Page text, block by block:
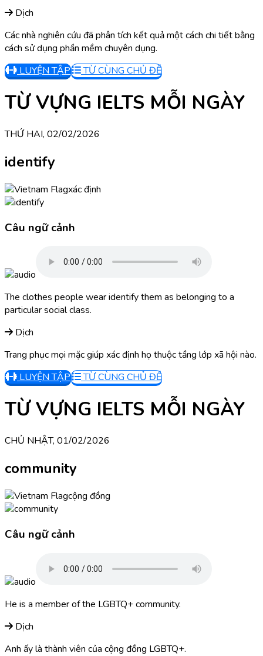
Dịch
Các nhà nghiên cứu đã phân tích kết quả một cách chi tiết bằng
cách sử dụng phần mềm chuyên dụng.
LUYỆN TẬP
TỪ CÙNG CHỦ ĐỀ
TỪ VỰNG IELTS MỖI NGÀY
THỨ HAI, 02/02/2026
identify
xác định
Câu ngữ cảnh
The clothes people wear identify them as belonging to a
particular social class.
Dịch
Trang phục mọi mặc giúp xác định họ thuộc tầng lớp xã hội nào.
LUYỆN TẬP
TỪ CÙNG CHỦ ĐỀ
TỪ VỰNG IELTS MỖI NGÀY
CHỦ NHẬT, 01/02/2026
community
cộng đồng
Câu ngữ cảnh
He is a member of the LGBTQ+ community.
Dịch
Anh ấy là thành viên của cộng đồng LGBTQ+.